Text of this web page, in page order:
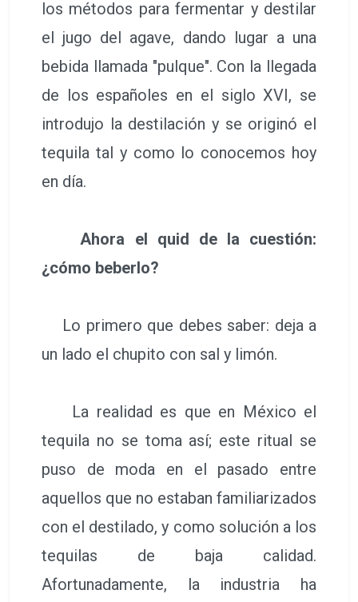
los métodos para fermentar y destilar
el jugo del agave, dando lugar a una
bebida llamada "pulque". Con la llegada
de los españoles en el siglo XVI, se
introdujo la destilación y se originó el
tequila tal y como lo conocemos hoy
en día.
Ahora el quid de la cuestión:
¿cómo beberlo?
Lo primero que debes saber: deja a
un lado el chupito con sal y limón.
La realidad es que en México el
tequila no se toma así; este ritual se
puso de moda en el pasado entre
aquellos que no estaban familiarizados
con el destilado, y como solución a los
tequilas de baja calidad.
Afortunadamente, la industria ha